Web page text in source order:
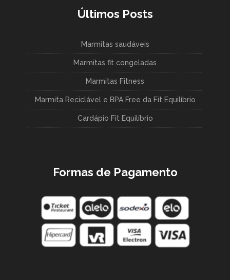
Últimos Posts
Marmitas saudáveis
Marmitas fit congeladas
Marmitas Fitness
Marmita Reciclável e BPA Free da Fit Equilíbrio
Cardápio Fit Equilíbrio
Formas de Pagamento